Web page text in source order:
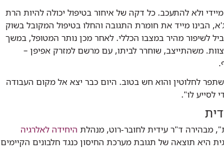
ולא להתעכב. כל דקה של איחור בטיפול יכולה להיות הרת
הבינו מייד את חומרת התגובה והחלו בטיפול המקובל בשוק
לשיפור מהיר במצבו הכללי. לאחר מכן נותר המטופל, במשך
משהתייצב, שוחרר לביתו, עם מרשם למזרק אפיפן –
לחלוטין והוא חש בטוב. היום כבר יצא אל מקום העבודה
לסייע לו".
מבהירה ד"ר עידית לחובר-רוט, מנהלת היחידה לאלרגיה
היא תוצאה של תגובת מערכת החיסון כנגד חלבונים הקיימים